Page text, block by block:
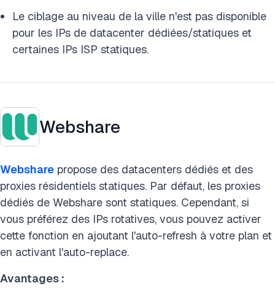
Le ciblage au niveau de la ville n'est pas disponible
pour les IPs de datacenter dédiées/statiques et
certaines IPs ISP statiques.
Webshare
Webshare propose des datacenters dédiés et des
proxies résidentiels statiques. Par défaut, les proxies
dédiés de Webshare sont statiques. Cependant, si
vous préférez des IPs rotatives, vous pouvez activer
cette fonction en ajoutant l'auto-refresh à votre plan et
en activant l'auto-replace.
Avantages :